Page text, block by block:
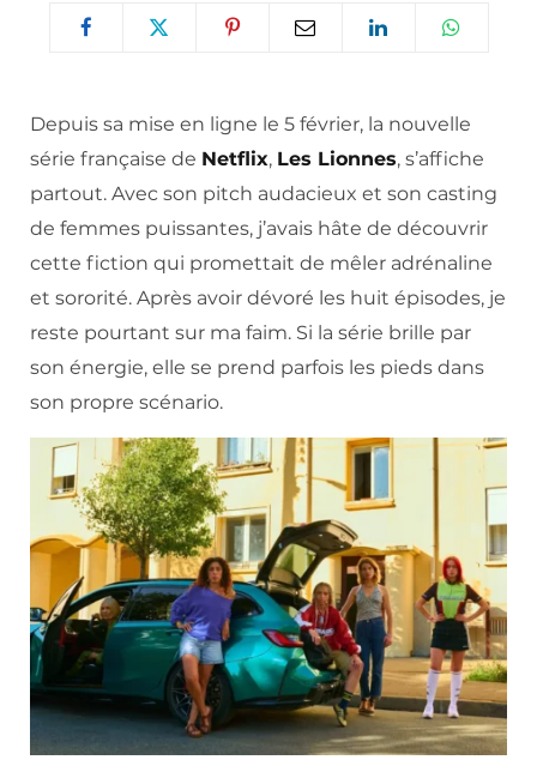
Depuis sa mise en ligne le 5 février, la nouvelle
série française de Netflix, Les Lionnes, s’affiche
partout. Avec son pitch audacieux et son casting
de femmes puissantes, j’avais hâte de découvrir
cette fiction qui promettait de mêler adrénaline
et sororité. Après avoir dévoré les huit épisodes, je
reste pourtant sur ma faim. Si la série brille par
son énergie, elle se prend parfois les pieds dans
son propre scénario.